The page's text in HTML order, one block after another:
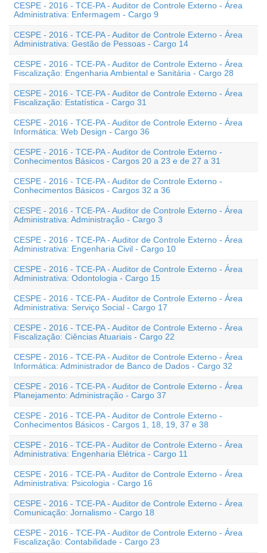
CESPE - 2016 - TCE-PA - Auditor de Controle Externo - Área
Administrativa: Enfermagem - Cargo 9
CESPE - 2016 - TCE-PA - Auditor de Controle Externo - Área
Administrativa: Gestão de Pessoas - Cargo 14
CESPE - 2016 - TCE-PA - Auditor de Controle Externo - Área
Fiscalização: Engenharia Ambiental e Sanitária - Cargo 28
CESPE - 2016 - TCE-PA - Auditor de Controle Externo - Área
Fiscalização: Estatística - Cargo 31
CESPE - 2016 - TCE-PA - Auditor de Controle Externo - Área
Informática: Web Design - Cargo 36
CESPE - 2016 - TCE-PA - Auditor de Controle Externo -
Conhecimentos Básicos - Cargos 20 a 23 e de 27 a 31
CESPE - 2016 - TCE-PA - Auditor de Controle Externo -
Conhecimentos Básicos - Cargos 32 a 36
CESPE - 2016 - TCE-PA - Auditor de Controle Externo - Área
Administrativa: Administração - Cargo 3
CESPE - 2016 - TCE-PA - Auditor de Controle Externo - Área
Administrativa: Engenharia Civil - Cargo 10
CESPE - 2016 - TCE-PA - Auditor de Controle Externo - Área
Administrativa: Odontologia - Cargo 15
CESPE - 2016 - TCE-PA - Auditor de Controle Externo - Área
Administrativa: Serviço Social - Cargo 17
CESPE - 2016 - TCE-PA - Auditor de Controle Externo - Área
Fiscalização: Ciências Atuariais - Cargo 22
CESPE - 2016 - TCE-PA - Auditor de Controle Externo - Área
Informática: Administrador de Banco de Dados - Cargo 32
CESPE - 2016 - TCE-PA - Auditor de Controle Externo - Área
Planejamento: Administração - Cargo 37
CESPE - 2016 - TCE-PA - Auditor de Controle Externo -
Conhecimentos Básicos - Cargos 1, 18, 19, 37 e 38
CESPE - 2016 - TCE-PA - Auditor de Controle Externo - Área
Administrativa: Engenharia Elétrica - Cargo 11
CESPE - 2016 - TCE-PA - Auditor de Controle Externo - Área
Administrativa: Psicologia - Cargo 16
CESPE - 2016 - TCE-PA - Auditor de Controle Externo - Área
Comunicação: Jornalismo - Cargo 18
CESPE - 2016 - TCE-PA - Auditor de Controle Externo - Área
Fiscalização: Contabilidade - Cargo 23